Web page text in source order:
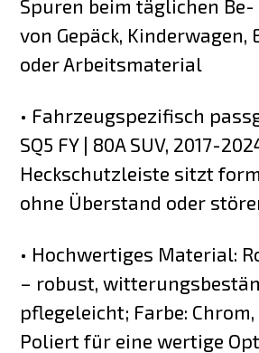
Spuren beim täglichen
von Gepäck, Kinderwagen,
oder Arbeitsmaterial
• Fahrzeugspezifisch
SQ5 FY | 80A SUV, 2017-
Heckschutzleiste sitzt
ohne Überstand oder
• Hochwertiges Material:
– robust,
pflegeleicht; Farbe:
Poliert für eine wertige